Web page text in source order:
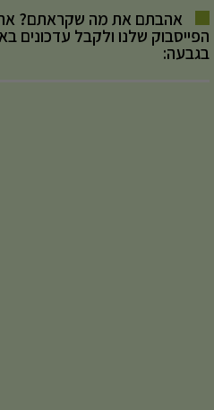
אהבתם את מה שקראתם?
הפייסבוק שלנו ולקבל עדכונים
בגבעה: